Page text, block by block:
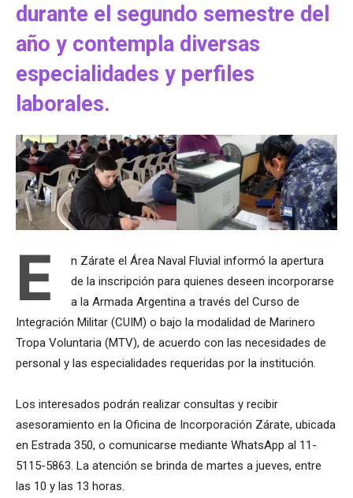
durante el segundo semestre del
año y contempla diversas
especialidades y perfiles
laborales.
E
n Zárate el Área Naval Fluvial informó la apertura
de la inscripción para quienes deseen incorporarse
a la Armada Argentina a través del Curso de
Integración Militar (CUIM) o bajo la modalidad de Marinero
Tropa Voluntaria (MTV), de acuerdo con las necesidades de
personal y las especialidades requeridas por la institución.
Los interesados podrán realizar consultas y recibir
asesoramiento en la Oficina de Incorporación Zárate, ubicada
en Estrada 350, o comunicarse mediante WhatsApp al 11-
5115-5863. La atención se brinda de martes a jueves, entre
las 10 y las 13 horas.